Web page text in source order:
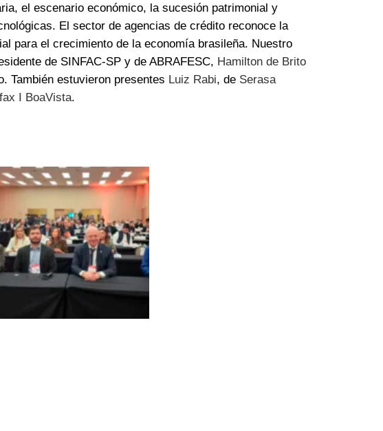
el escenario económico, la sucesión patrimonial y
El sector de agencias de crédito reconoce la
para el crecimiento de la economía brasileña. Nuestro
de SINFAC-SP y de ABRAFESC, Hamilton de Brito
También estuvieron presentes Luiz Rabi, de Serasa
I BoaVista.